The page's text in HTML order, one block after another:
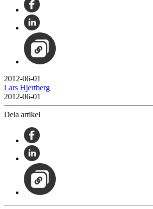
2012-06-01
Lars Hjertberg
2012-06-01
Dela artikel